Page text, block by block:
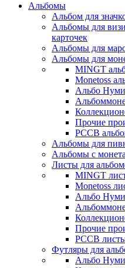
Альбомы
Альбом для
Альбомы для
карточек
Альбомы для
Альбомы для
MINGT
Monetoss
Альбо
Прочие
РССВ
Альбомы для
Альбомы с
Листы для
MINGT
Monetoss
Альбо
Прочие
РССВ
Футляры для
Альбо